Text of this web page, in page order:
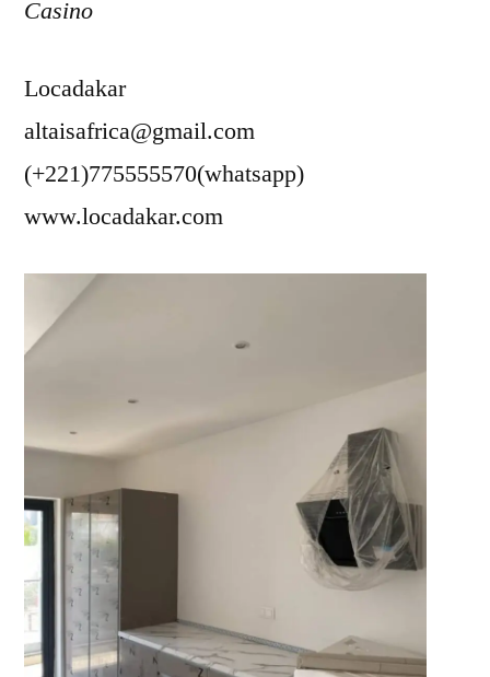
Casino
Locadakar
altaisafrica@gmail.com
(+221)775555570(whatsapp)
www.locadakar.com